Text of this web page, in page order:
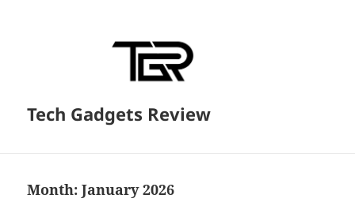
Tech Gadgets Review
Month:January 2026